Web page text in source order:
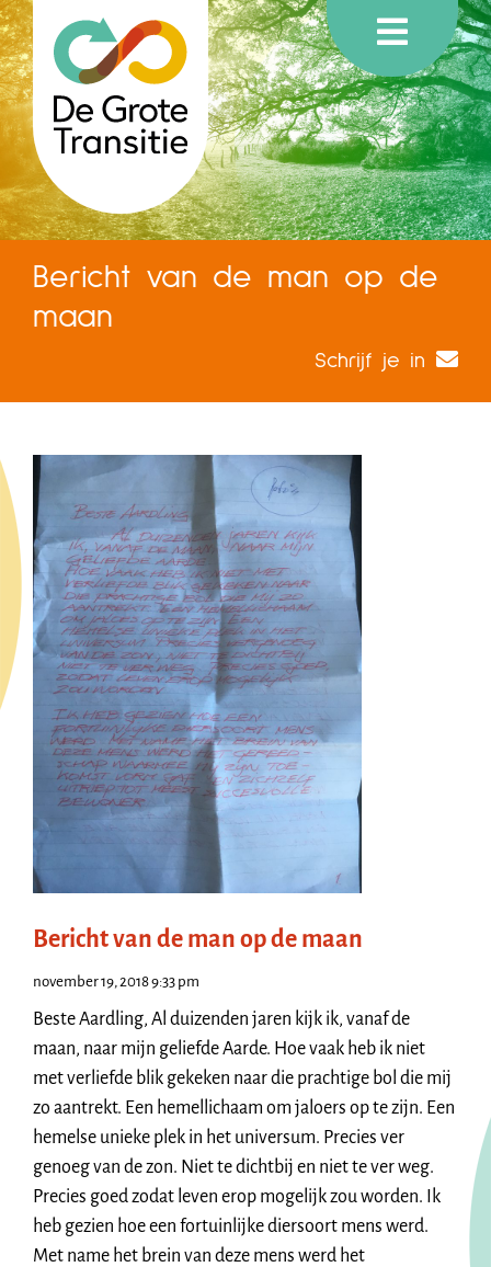
Bericht van de man op de
maan
Schrijf je in
Bericht van de man op de maan
november 19, 2018 9:33 pm
Beste Aardling, Al duizenden jaren kijk ik, vanaf de
maan, naar mijn geliefde Aarde. Hoe vaak heb ik niet
met verliefde blik gekeken naar die prachtige bol die mij
zo aantrekt. Een hemellichaam om jaloers op te zijn. Een
hemelse unieke plek in het universum. Precies ver
genoeg van de zon. Niet te dichtbij en niet te ver weg.
Precies goed zodat leven erop mogelijk zou worden. Ik
heb gezien hoe een fortuinlijke diersoort mens werd.
Met name het brein van deze mens werd het